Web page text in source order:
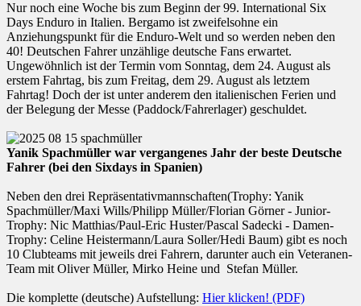
Nur noch eine Woche bis zum Beginn der 99. International Six
Days Enduro in Italien. Bergamo ist zweifelsohne ein
Anziehungspunkt für die Enduro-Welt und so werden neben den
40! Deutschen Fahrer unzählige deutsche Fans erwartet.
Ungewöhnlich ist der Termin vom Sonntag, dem 24. August als
erstem Fahrtag, bis zum Freitag, dem 29. August als letztem
Fahrtag! Doch der ist unter anderem den italienischen Ferien und
der Belegung der Messe (Paddock/Fahrerlager) geschuldet.
Yanik Spachmüller war vergangenes Jahr der beste Deutsche
Fahrer (bei den Sixdays in Spanien)
Neben den drei Repräsentativmannschaften(Trophy: Yanik
Spachmüller/Maxi Wills/Philipp Müller/Florian Görner - Junior-
Trophy: Nic Matthias/Paul-Eric Huster/Pascal Sadecki - Damen-
Trophy: Celine Heistermann/Laura Soller/Hedi Baum) gibt es noch
10 Clubteams mit jeweils drei Fahrern, darunter auch ein Veteranen-
Team mit Oliver Müller, Mirko Heine und Stefan Müller.
Die komplette (deutsche) Aufstellung: Hier klicken! (PDF)